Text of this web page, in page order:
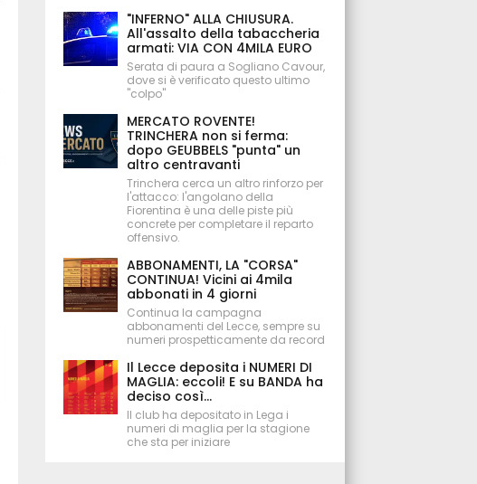
"INFERNO" ALLA CHIUSURA.
All'assalto della tabaccheria
armati: VIA CON 4MILA EURO
Serata di paura a Sogliano Cavour,
dove si è verificato questo ultimo
"colpo"
MERCATO ROVENTE!
TRINCHERA non si ferma:
dopo GEUBBELS "punta" un
altro centravanti
Trinchera cerca un altro rinforzo per
l'attacco: l'angolano della
Fiorentina è una delle piste più
concrete per completare il reparto
offensivo.
ABBONAMENTI, LA "CORSA"
CONTINUA! Vicini ai 4mila
abbonati in 4 giorni
Continua la campagna
abbonamenti del Lecce, sempre su
numeri prospetticamente da record
Il Lecce deposita i NUMERI DI
MAGLIA: eccoli! E su BANDA ha
deciso così...
Il club ha depositato in Lega i
numeri di maglia per la stagione
che sta per iniziare